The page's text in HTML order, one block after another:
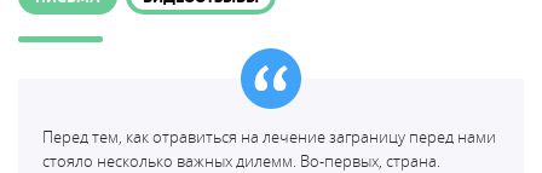
Перед тем, как отравиться на лечение заграницу перед нами
стояло несколько важных дилемм. Во-первых, страна.